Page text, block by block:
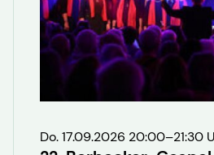
Do. 17.09.2026 20:00–21:30